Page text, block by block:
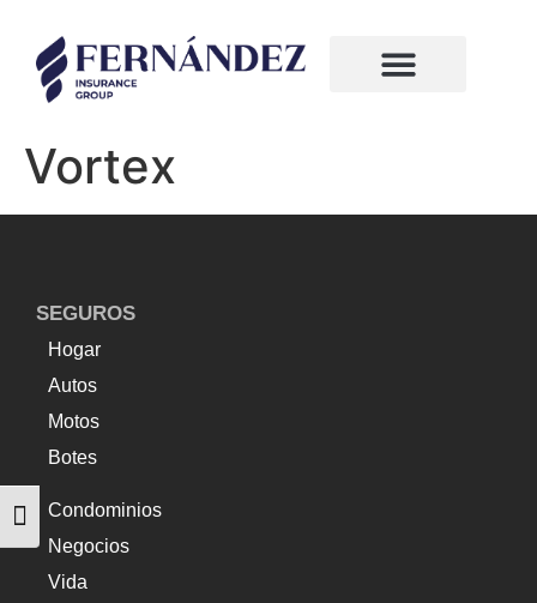
Alternar tamaño de letra
Vortex
SEGUROS
Hogar
Autos
Motos
Botes
Condominios
Negocios
Vida